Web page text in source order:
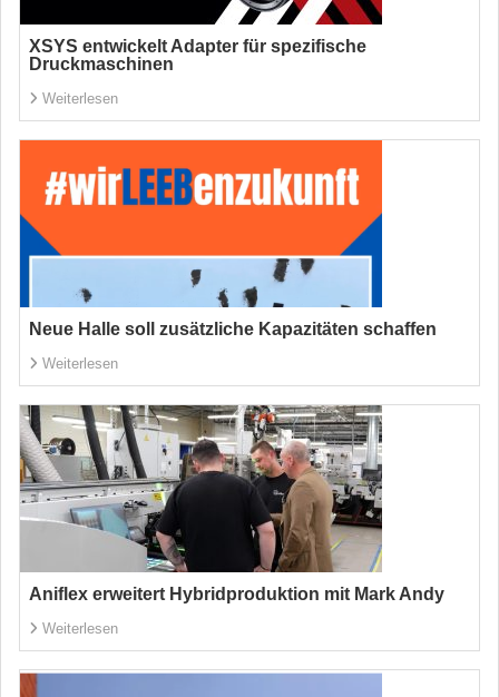
XSYS entwickelt Adapter für spezifische
Druckmaschinen
Weiterlesen
Neue Halle soll zusätzliche Kapazitäten schaffen
Weiterlesen
Aniflex erweitert Hybridproduktion mit Mark Andy
Weiterlesen